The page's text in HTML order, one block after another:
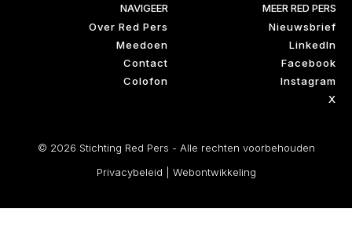
NAVIGEER
Over Red Pers
Meedoen
Contact
Colofon
MEER RED PERS
Nieuwsbrief
LinkedIn
Facebook
Instagram
X
© 2026 Stichting Red Pers - Alle rechten voorbehouden
Privacybeleid
Webontwikkeling